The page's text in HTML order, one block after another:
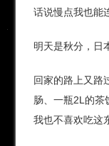
话说慢点我也能
明天是秋分，日
回家的路上又路
肠、一瓶2L的茶
我也不喜欢吃这